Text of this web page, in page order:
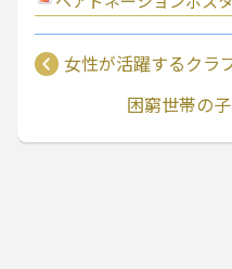
女性が活躍するクラ
困窮世帯の